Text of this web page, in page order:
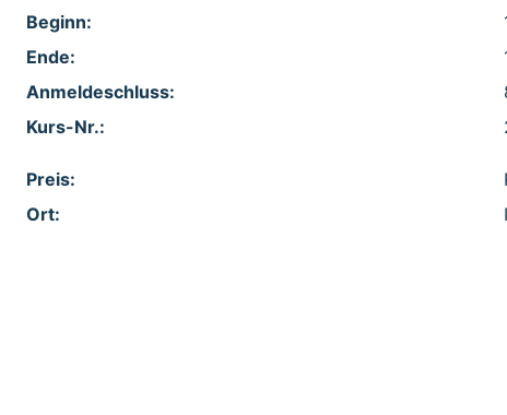
Beginn:
Ende:
Anmelde​schluss:
Kurs-Nr.:
Preis:
Ort: